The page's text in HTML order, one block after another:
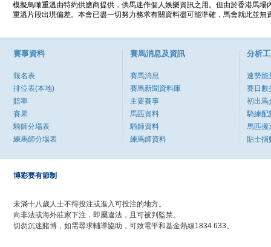
模擬鳥瞰重溫由特約供應商提供，供馬迷作個人娛樂資訊之用。但由於香港馬
重溫片段出現偏差。本會已盡一切努力務求有關資料盡可能準確，馬會就此並
賽事資料
報名表
排位表(本地)
賠率
賽果
騎師分場表
練馬師分場表
賽馬消息及資訊
賽馬消息
賽馬新聞資料庫
主要賽事
馬匹資料
騎師資料
練馬師資料
分析
速勢能
賽日數
初出馬
騎練配
馬匹搬
貼士指
博彩要有節制
未滿十八歲人士不得投注或進入可投注的地方。
向非法或海外莊家下注，即屬違法，且可被判監禁。
切勿沉迷賭博，如需尋求輔導協助，可致電平和基金熱線1834 633。